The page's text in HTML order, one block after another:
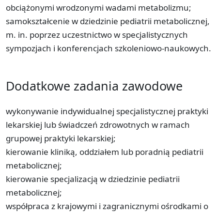
obciążonymi wrodzonymi wadami metabolizmu;
samokształcenie w dziedzinie pediatrii metabolicznej,
m. in. poprzez uczestnictwo w specjalistycznych
sympozjach i konferencjach szkoleniowo-naukowych.
Dodatkowe zadania zawodowe
wykonywanie indywidualnej specjalistycznej praktyki
lekarskiej lub świadczeń zdrowotnych w ramach
grupowej praktyki lekarskiej;
kierowanie kliniką, oddziałem lub poradnią pediatrii
metabolicznej;
kierowanie specjalizacją w dziedzinie pediatrii
metabolicznej;
współpraca z krajowymi i zagranicznymi ośrodkami o